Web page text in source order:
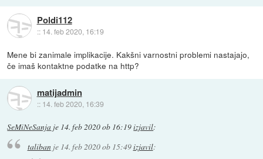
Poldi112
:: 14. feb 2020, 16:19
Mene bi zanimale implikacije. Kakšni varnostni problemi nastajajo,
če imaš kontaktne podatke na http?
matijadmin
:: 14. feb 2020, 16:39
SeMiNeSanja je 14. feb 2020 ob 16:19izjavil:
talibanje 14. feb 2020 ob 15:49izjavil: